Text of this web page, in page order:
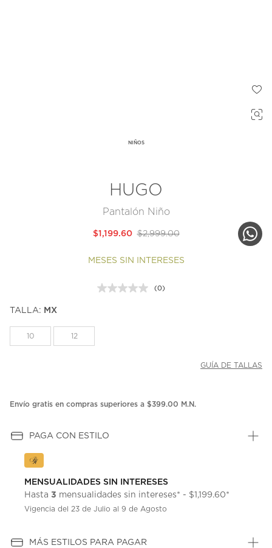
NIÑOS
HUGO
Pantalón Niño
$2,999.00
$1,199.60
MESES SIN INTERESES
Sin
(0)
TALLA: MX
10 12
GUÍA DE TALLAS
Envío gratis en compras superiores a $399.00 M.N.
PAGA CON ESTILO
MENSUALIDADES SIN INTERESES
Hasta 3 mensualidades sin intereses* - $1,199.60*
Vigencia del 23 de Julio al 9 de Agosto
MÁS ESTILOS PARA PAGAR